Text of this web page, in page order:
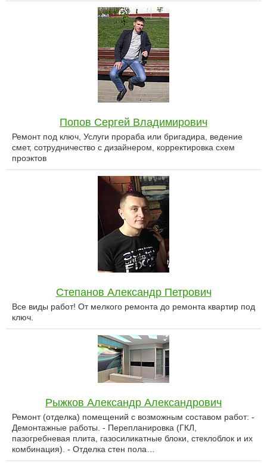
Попов Сергей Владимирович
Ремонт под ключ, Услуги прораба или бригадира, ведение
смет, сотрудничество с дизайнером, корректировка схем
проэктов
Степанов Александр Петрович
Все виды работ! От мелкого ремонта до ремонта квартир под
ключ.
Рыжков Александр Александрович
Ремонт (отделка) помещений с возможным составом работ: -
Демонтажные работы. - Перепланировка (ГКЛ,
пазогребневая плита, газосиликатные блоки, стеклоблок и их
комбинация). - Отделка стен пола…